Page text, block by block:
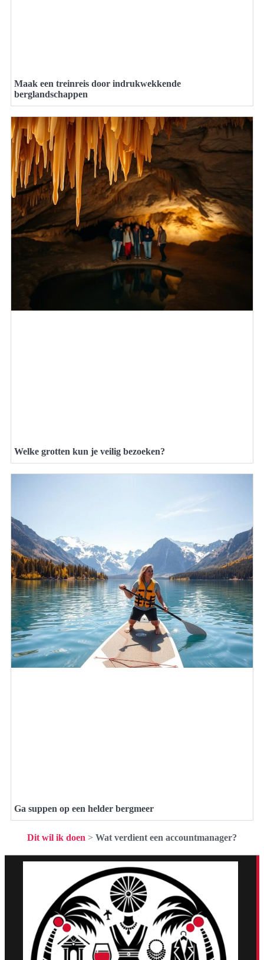
Maak een treinreis door indrukwekkende
berglandschappen
Welke grotten kun je veilig bezoeken?
Ga suppen op een helder bergmeer
Dit wil ik doen > Wat verdient een accountmanager?